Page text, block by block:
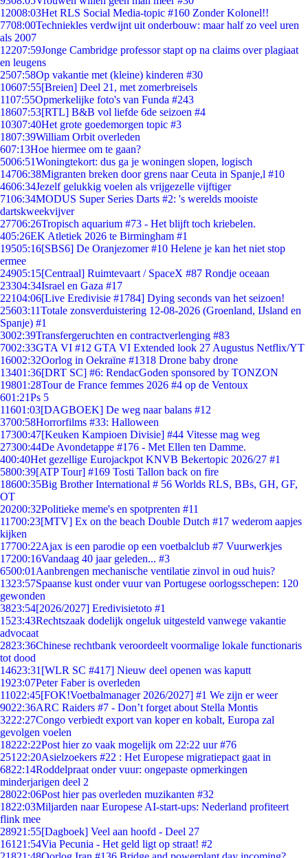
12008:03Het RLS Social Media-topic #160 Zonder Kolonel!!
7708:00Techniekles verdwijnt uit onderbouw: maar half zo veel uren
als 2007
12207:59Jonge Cambridge professor stapt op na claims over plagiaat
en leugens
2507:58Op vakantie met (kleine) kinderen #30
10607:55[Breien] Deel 21, met zomerbreisels
1107:55Opmerkelijke foto's van Funda #243
18607:53[RTL] B&B vol liefde 6de seizoen #4
10307:40Het grote goedemorgen topic #3
1807:39William Orbit overleden
607:13Hoe hiermee om te gaan?
5006:51Woningtekort: dus ga je woningen slopen, logisch
14706:38Migranten breken door grens naar Ceuta in Spanje,l #10
4606:34Jezelf gelukkig voelen als vrijgezelle vijftiger
7106:34MODUS Super Series Darts #2: 's werelds mooiste
dartskweekvijver
27706:26Tropisch aquarium #73 - Het blijft toch kriebelen.
405:26EK Atletiek 2026 te Birmingham #1
19505:16[SBS6] De Oranjezomer #10 Helene je kan het niet stop
ermee
24905:15[Centraal] Ruimtevaart / SpaceX #87 Rondje oceaan
23304:34Israel en Gaza #17
22104:06[Live Eredivisie #1784] Dying seconds van het seizoen!
25603:11Totale zonsverduistering 12-08-2026 (Groenland, IJsland en
Spanje) #1
3002:39Transfergeruchten en contractverlenging #83
7002:33GTA VI #12 GTA VI Extended look 27 Augustus Netflix/YT
16002:32Oorlog in Oekraïne #1318 Drone baby drone
13401:36[DRT SC] #6: RendacGoden sponsored by TONZON
19801:28Tour de France femmes 2026 #4 op de Ventoux
601:21Ps 5
11601:03[DAGBOEK] De weg naar balans #12
3700:58Horrorfilms #33: Halloween
17300:47[Keuken Kampioen Divisie] #44 Vitesse mag weg
27300:44De Avondetappe #176 - Met Ellen ten Damme.
400:40Het gezellige Eurojackpot KNVB Bekertopic 2026/27 #1
5800:39[ATP Tour] #169 Tosti Tallon back on fire
18600:35Big Brother International # 56 Worlds RLS, BBs, GH, GF,
OT
20200:32Politieke meme's en spotprenten #11
11700:23[MTV] Ex on the beach Double Dutch #17 wederom aapjes
kijken
17700:22Ajax is een parodie op een voetbalclub #7 Vuurwerkjes
17200:16Vandaag 40 jaar geleden... #3
6500:01 Aanbrengen mechanische ventilatie zinvol in oud huis?
1323:57Spaanse kust onder vuur van Portugese oorlogsschepen: 120
gewonden
3823:54[2026/2027] Eredivisietoto #1
1523:43Rechtszaak dodelijk ongeluk uitgesteld vanwege vakantie
advocaat
2823:36Chinese rechtbank veroordeelt voormalige lokale functionaris
tot dood
14623:31 [WLR SC #417] Nieuw deel openen was kaputt
1923:07Peter Faber is overleden
11022:45[FOK!Voetbalmanager 2026/2027] #1 We zijn er weer
9022:36ARC Raiders #7 - Don’t forget about Stella Montis
3222:27Congo verbiedt export van koper en kobalt, Europa zal
gevolgen voelen
18222:22Post hier zo vaak mogelijk om 22:22 uur #76
251 22:20Asielzoekers #22 : Het Europese migratiepact gaat in
6822:14Roddelpraat onder vuur: ongepaste opmerkingen
minderjarigen deel 2
28022:06Post hier pas overleden muzikanten #32
1822:03Miljarden naar Europese AI-start-ups: Nederland profiteert
flink mee
28921:55[Dagboek] Veel aan hoofd - Deel 27
161 21:54Via Pecunia - Het geld ligt op straat! #2